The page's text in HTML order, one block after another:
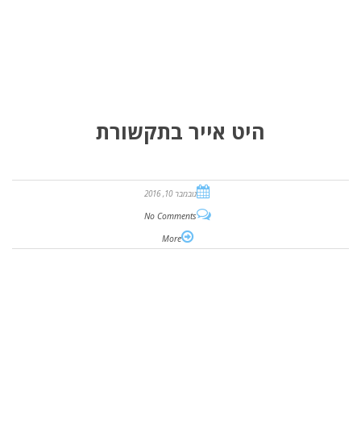
היט אייר בתקשורת
נובמבר 10, 2016
No Comments
More